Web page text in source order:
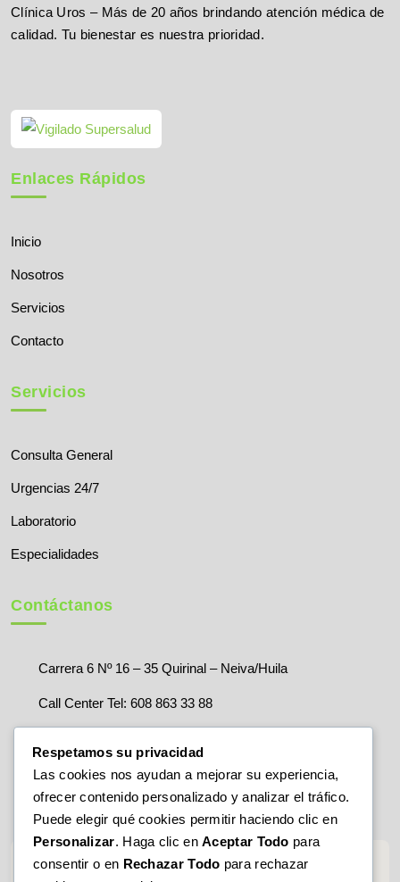
Clínica Uros – Más de 20 años brindando atención médica de
calidad. Tu bienestar es nuestra prioridad.
Enlaces Rápidos
Inicio
Nosotros
Servicios
Contacto
Servicios
Consulta General
Urgencias 24/7
Laboratorio
Especialidades
Contáctanos
Carrera 6 Nº 16 – 35 Quirinal – Neiva/Huila
Call Center Tel: 608 863 33 88
Respetamos su privacidad
Las cookies nos ayudan a mejorar su experiencia,
ofrecer contenido personalizado y analizar el tráfico.
Puede elegir qué cookies permitir haciendo clic en
Personalizar. Haga clic enAceptar Todo para
consentir o en Rechazar Todo para rechazar